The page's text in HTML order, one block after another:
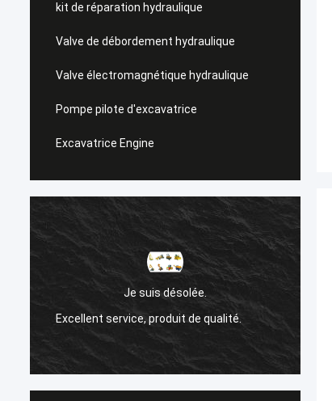
kit de réparation hydraulique
Valve de débordement hydraulique
Valve électromagnétique hydraulique
Pompe pilote d'excavatrice
Excavatrice Engine
Je suis désolée.
Excellent service, produit de qualité.